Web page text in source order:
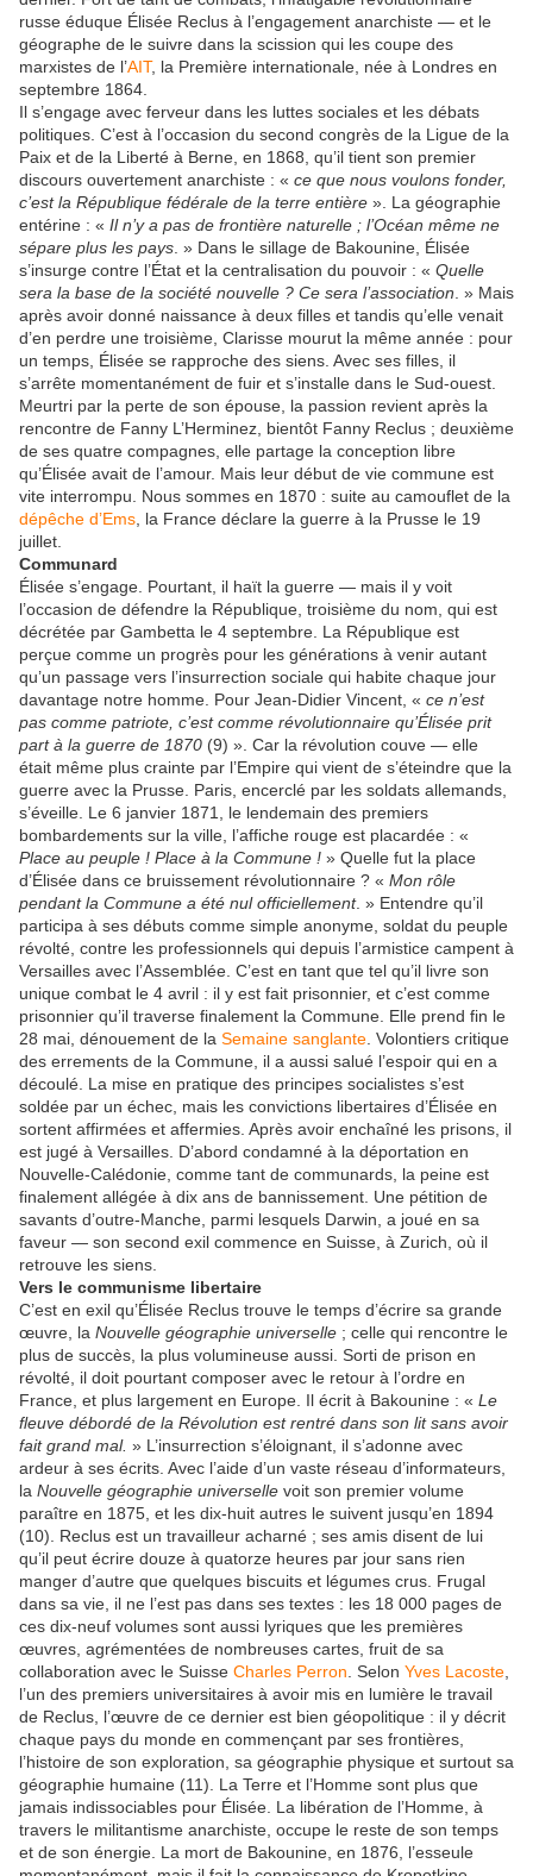
russe éduque Élisée Reclus à l’engagement anarchiste — et le
géographe de le suivre dans la scission qui les coupe des
marxistes de l’AIT, la Première internationale, née à Londres en
septembre 1864.
Il s’engage avec ferveur dans les luttes sociales et les débats
politiques. C’est à l’occasion du second congrès de la Ligue de la
Paix et de la Liberté à Berne, en 1868, qu’il tient son premier
discours ouvertement anarchiste : « ce que nous voulons fonder,
c’est la République fédérale de la terre entière ». La géographie
entérine : « Il n’y a pas de frontière naturelle ; l’Océan même ne
sépare plus les pays . » Dans le sillage de Bakounine, Élisée
s’insurge contre l’État et la centralisation du pouvoir : « Quelle
sera la base de la société nouvelle ? Ce sera l’association . » Mais
après avoir donné naissance à deux filles et tandis qu’elle venait
d’en perdre une troisième, Clarisse mourut la même année : pour
un temps, Élisée se rapproche des siens. Avec ses filles, il
s’arrête momentanément de fuir et s’installe dans le Sud-ouest.
Meurtri par la perte de son épouse, la passion revient après la
rencontre de Fanny L’Herminez, bientôt Fanny Reclus ; deuxième
de ses quatre compagnes, elle partage la conception libre
qu’Élisée avait de l’amour. Mais leur début de vie commune est
vite interrompu. Nous sommes en 1870 : suite au camouflet de la
dépêche d’Ems , la France déclare la guerre à la Prusse le 19
juillet.
Communard
Élisée s’engage. Pourtant, il haït la guerre — mais il y voit
l’occasion de défendre la République, troisième du nom, qui est
décrétée par Gambetta le 4 septembre. La République est
perçue comme un progrès pour les générations à venir autant
qu’un passage vers l’insurrection sociale qui habite chaque jour
davantage notre homme. Pour Jean-Didier Vincent, « ce n’est
pas comme patriote, c’est comme révolutionnaire qu’Élisée prit
part à la guerre de 1870 (9) ». Car la révolution couve — elle
était même plus crainte par l’Empire qui vient de s’éteindre que la
guerre avec la Prusse. Paris, encerclé par les soldats allemands,
s’éveille. Le 6 janvier 1871, le lendemain des premiers
bombardements sur la ville, l’affiche rouge est placardée : «
Place au peuple ! Place à la Commune ! » Quelle fut la place
d’Élisée dans ce bruissement révolutionnaire ? « Mon rôle
pendant la Commune a été nul officiellement. » Entendre qu’il
participa à ses débuts comme simple anonyme, soldat du peuple
révolté, contre les professionnels qui depuis l’armistice campent à
Versailles avec l’Assemblée. C’est en tant que tel qu’il livre son
unique combat le 4 avril : il y est fait prisonnier, et c’est comme
prisonnier qu’il traverse finalement la Commune. Elle prend fin le
28 mai, dénouement de la Semaine sanglante . Volontiers critique
des errements de la Commune, il a aussi salué l’espoir qui en a
découlé. La mise en pratique des principes socialistes s’est
soldée par un échec, mais les convictions libertaires d’Élisée en
sortent affirmées et affermies. Après avoir enchaîné les prisons, il
est jugé à Versailles. D’abord condamné à la déportation en
Nouvelle-Calédonie, comme tant de communards, la peine est
finalement allégée à dix ans de bannissement. Une pétition de
savants d’outre-Manche, parmi lesquels Darwin, a joué en sa
faveur — son second exil commence en Suisse, à Zurich, où il
retrouve les siens.
Vers le communisme libertaire
C’est en exil qu’Élisée Reclus trouve le temps d’écrire sa grande
œuvre, la Nouvelle géographie universelle ; celle qui rencontre le
plus de succès, la plus volumineuse aussi. Sorti de prison en
révolté, il doit pourtant composer avec le retour à l’ordre en
France, et plus largement en Europe. Il écrit à Bakounine : « Le
fleuve débordé de la Révolution est rentré dans son lit sans avoir
fait grand mal. » L’insurrection s’éloignant, il s’adonne avec
ardeur à ses écrits. Avec l’aide d’un vaste réseau d’informateurs,
la Nouvelle géographie universelle voit son premier volume
paraître en 1875, et les dix-huit autres le suivent jusqu’en 1894
(10). Reclus est un travailleur acharné ; ses amis disent de lui
qu’il peut écrire douze à quatorze heures par jour sans rien
manger d’autre que quelques biscuits et légumes crus. Frugal
dans sa vie, il ne l’est pas dans ses textes : les 18 000 pages de
ces dix-neuf volumes sont aussi lyriques que les premières
œuvres, agrémentées de nombreuses cartes, fruit de sa
collaboration avec le Suisse Charles Perron . Selon Yves Lacoste
l’un des premiers universitaires à avoir mis en lumière le travail
de Reclus, l’œuvre de ce dernier est bien géopolitique : il y décrit
chaque pays du monde en commençant par ses frontières,
l’histoire de son exploration, sa géographie physique et surtout sa
géographie humaine (11). La Terre et l’Homme sont plus que
jamais indissociables pour Élisée. La libération de l’Homme, à
travers le militantisme anarchiste, occupe le reste de son temps
et de son énergie. La mort de Bakounine, en 1876, l’esseule